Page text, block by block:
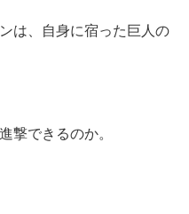
は、自身に宿った巨人の
撃できるのか。